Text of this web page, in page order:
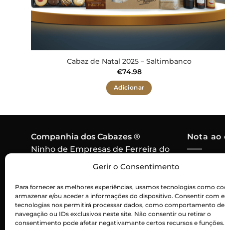
Gerir o Consentimento
Para fornecer as melhores experiências, usamos tecnologias como
armazenar e/ou aceder a informações do dispositivo. Consentir com
tecnologias nos permitirá processar dados, como comportamento de
navegação ou IDs exclusivos neste site. Não consentir ou retirar o
consentimento pode afetar negativamante certos recursos e funções.
Cabaz de Natal 2025 – Saltimbanco
€74.98
Adicionar
Companhia dos Cabazes ®
Ninho de Empresas de Ferreira do
Contacto:915 256 550
Chamada para rede móvel
nacional
Nota ao
Em
algum
cabaz, o
por um